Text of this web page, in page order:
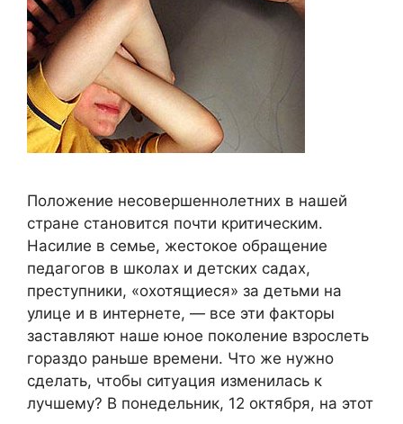
Положение несовершеннолетних в нашей
стране становится почти критическим.
Насилие в семье, жестокое обращение
педагогов в школах и детских садах,
преступники, «охотящиеся» за детьми на
улице и в интернете, — все эти факторы
заставляют наше юное поколение взрослеть
гораздо раньше времени. Что же нужно
сделать, чтобы ситуация изменилась к
лучшему? В понедельник, 12 октября, на этот